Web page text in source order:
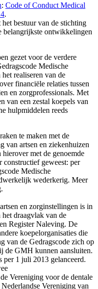
: Code of Conduct Medical
.
bestuur van de stichting
belangrijkste ontwikkelingen
gezet voor de verdere
Medische
realiseren van de
financiële relaties tussen
en zorgprofessionals. Met
van een zestal koepels van
hulpmiddelen reeds
te maken met de
artsen en ziekenhuizen
met de genoemde
constructief geweest: per
Medische
wederkerig. Meer
en zorginstellingen is in
draagvlak van de
Register Naleving. De
koepelorganisaties die
van de Gedragscode zich op
de GMH kunnen aansluiten.
1 juli 2013 gelanceerd.
Vereniging voor de dentale
Vereniging van